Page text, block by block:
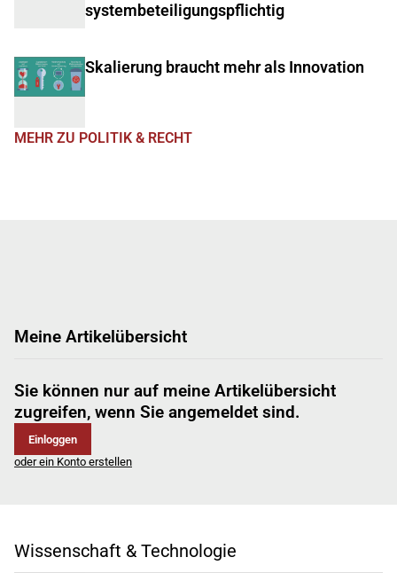
systembeteiligungspflichtig
Skalierung braucht mehr als Innovation
MEHR ZU POLITIK & RECHT
Meine Artikelübersicht
Sie können nur auf meine Artikelübersicht
zugreifen, wenn Sie angemeldet sind.
Einloggen
oder ein Konto erstellen
Wissenschaft & Technologie